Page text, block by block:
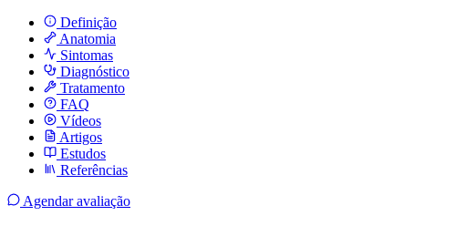
Definição
Anatomia
Sintomas
Diagnóstico
Tratamento
FAQ
Vídeos
Artigos
Estudos
Referências
Agendar avaliação